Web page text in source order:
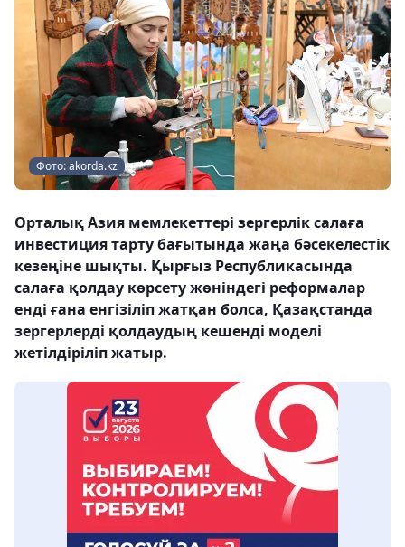
Фото: akorda.kz
Орталық Азия мемлекеттері зергерлік салаға
инвестиция тарту бағытында жаңа бәсекелестік
кезеңіне шықты. Қырғыз Республикасында
салаға қолдау көрсету жөніндегі реформалар
енді ғана енгізіліп жатқан болса, Қазақстанда
зергерлерді қолдаудың кешенді моделі
жетілдіріліп жатыр.